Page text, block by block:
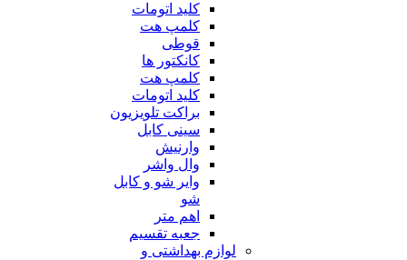
کلید اتومات
کلمپ هت
قوطی
کانکتور ها
کلمپ هت
کلید اتومات
براکت تلویزیون
سینی کابل
وارنیش
وال واشر
وایر شو و کابل
شو
اهم متر
جعبه تقسیم
لوازم بهداشتی و